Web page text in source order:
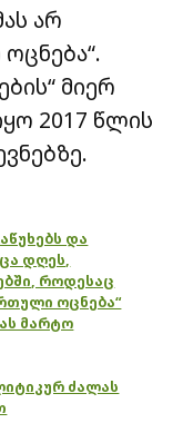
არ
მიერ
2017 წლის
და
დღეს,
როდესაც
ოცნება“
მარტო
ძალას